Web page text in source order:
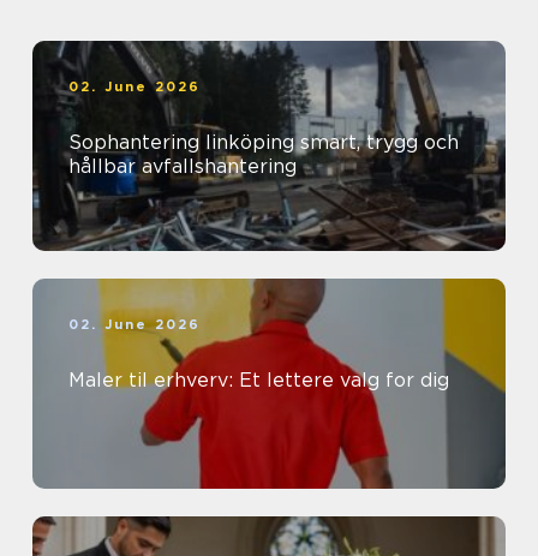
02. June 2026
Sophantering linköping smart, trygg och
hållbar avfallshantering
02. June 2026
Maler til erhverv: Et lettere valg for dig